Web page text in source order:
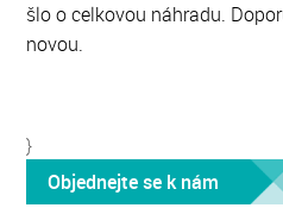
šlo o celkovou náhradu.
novou.
}
Objednejte se k nám